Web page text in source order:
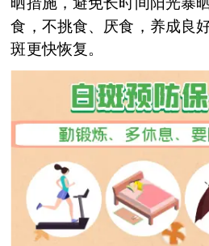
食，不挑食、厌食，养成良
斑更快恢复。